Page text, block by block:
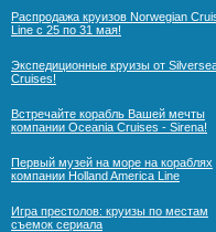
Распродажа круизов Norwegian
Line с 25 по 31 мая!
Экспедиционные круизы от
Cruises!
Встречайте корабль Вашей мечты
компании Oceania Cruises - Sirena!
Первый музей на море на кораблях
компании Holland America Line
Игра престолов: круизы по местам
съемок сериала